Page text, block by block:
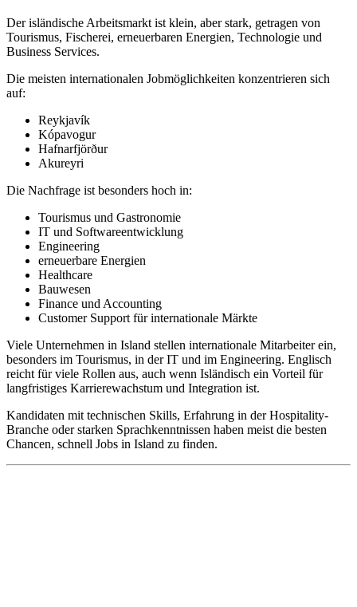
Der isländische Arbeitsmarkt ist klein, aber stark, getragen von
Tourismus, Fischerei, erneuerbaren Energien, Technologie und
Business Services.
Die meisten internationalen Jobmöglichkeiten konzentrieren sich
auf:
Reykjavík
Kópavogur
Hafnarfjörður
Akureyri
Die Nachfrage ist besonders hoch in:
Tourismus und Gastronomie
IT und Softwareentwicklung
Engineering
erneuerbare Energien
Healthcare
Bauwesen
Finance und Accounting
Customer Support für internationale Märkte
Viele Unternehmen in Island stellen internationale Mitarbeiter ein,
besonders im Tourismus, in der IT und im Engineering. Englisch
reicht für viele Rollen aus, auch wenn Isländisch ein Vorteil für
langfristiges Karrierewachstum und Integration ist.
Kandidaten mit technischen Skills, Erfahrung in der Hospitality-
Branche oder starken Sprachkenntnissen haben meist die besten
Chancen, schnell Jobs in Island zu finden.